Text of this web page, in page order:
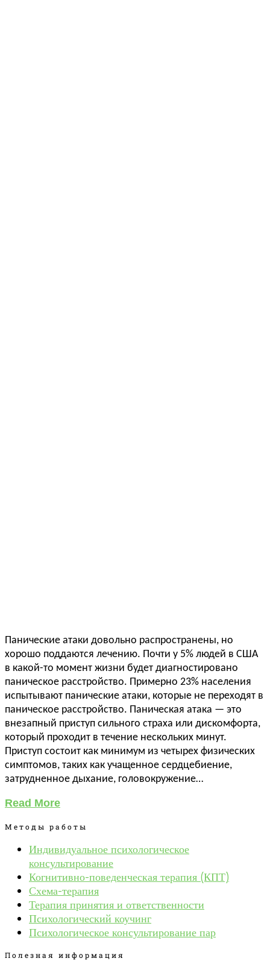
Панические атаки довольно распространены, но
хорошо поддаются лечению. Почти у 5% людей в США
в какой-то момент жизни будет диагностировано
паническое расстройство. Примерно 23% населения
испытывают панические атаки, которые не переходят в
паническое расстройство. Паническая атака — это
внезапный приступ сильного страха или дискомфорта,
который проходит в течение нескольких минут.
Приступ состоит как минимум из четырех физических
симптомов, таких как учащенное сердцебиение,
затрудненное дыхание, головокружение…
Read More
Методы работы
Индивидуальное психологическое
консультирование
Когнитивно-поведенческая терапия (КПТ)
Схема-терапия
Терапия принятия и ответственности
Психологический коучинг
Психологическое консультирование пар
Полезная информация